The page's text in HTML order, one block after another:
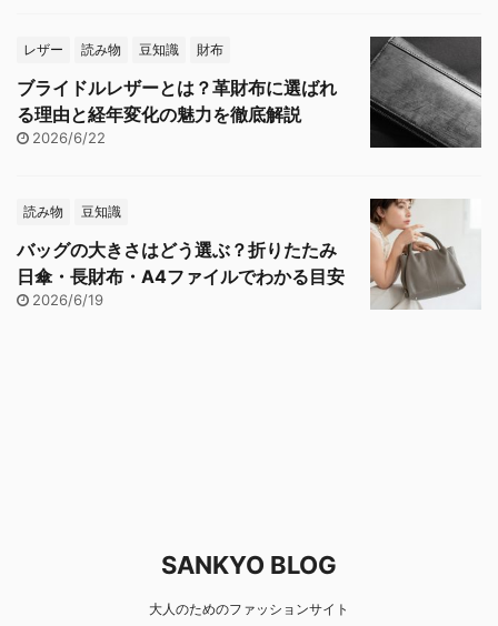
レザー 読み物 豆知識 財布
ブライドルレザーとは？革財布に選ばれ
る理由と経年変化の魅力を徹底解説
2026/6/22
読み物 豆知識
バッグの大きさはどう選ぶ？折りたたみ
日傘・長財布・A4ファイルでわかる目安
2026/6/19
SANKYO BLOG
大人のためのファッションサイト